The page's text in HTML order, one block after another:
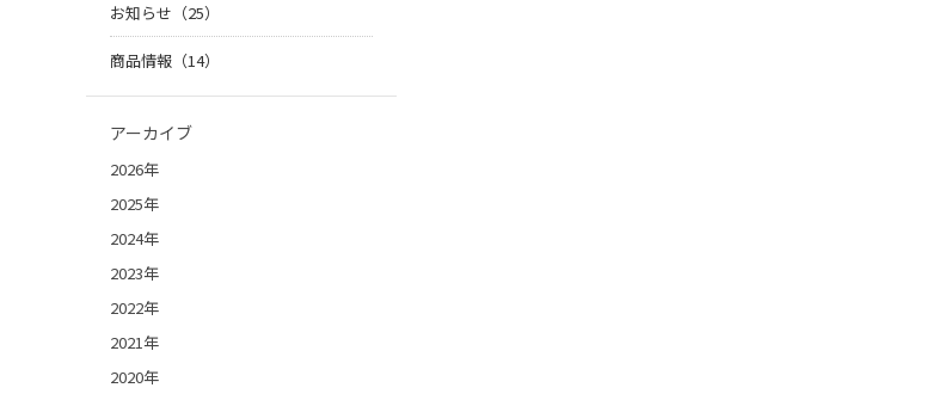
お知らせ（25）
商品情報（14）
アーカイブ
2026年
2025年
2024年
2023年
2022年
2021年
2020年